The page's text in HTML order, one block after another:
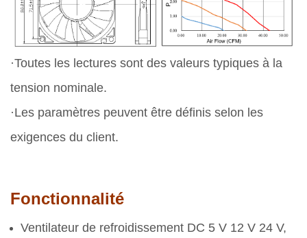
·Toutes les lectures sont des valeurs typiques à la
tension nominale.
·Les paramètres peuvent être définis selon les
exigences du client.
Fonctionnalité
Ventilateur de refroidissement DC 5 V 12 V 24 V,